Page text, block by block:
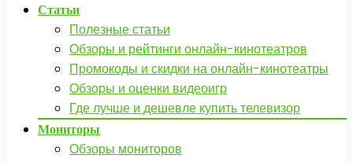
Статьи
Полезные статьи
Обзоры и рейтинги онлайн-кинотеатров
Промокоды и скидки на онлайн-кинотеатры
Обзоры и оценки видеоигр
Где лучше и дешевле купить телевизор
Мониторы
Обзоры мониторов